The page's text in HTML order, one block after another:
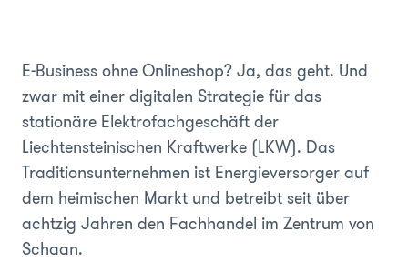
E-Business ohne Onlineshop? Ja, das geht. Und
zwar mit einer digitalen Strategie für das
stationäre Elektrofachgeschäft der
Liechtensteinischen Kraftwerke (LKW). Das
Traditionsunternehmen ist Energieversorger auf
dem heimischen Markt und betreibt seit über
achtzig Jahren den Fachhandel im Zentrum von
Schaan.